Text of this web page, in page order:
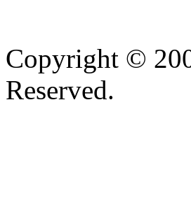
Copyright ©
Reserved.